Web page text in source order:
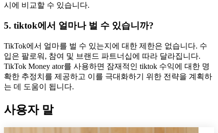
시에 비교할 수 있습니다.
5. tiktok에서 얼마나 벌 수 있습니까?
TikTok에서 얼마를 벌 수 있는지에 대한 제한은 없습니다. 수
입은 팔로워, 참여 및 브랜드 파트너십에 따라 달라집니다.
TikTok Money ator를 사용하면 잠재적인 tiktok 수익에 대한 명
확한 추정치를 제공하고 이를 극대화하기 위한 전략을 계획하
는 데 도움이 됩니다.
사용자 말